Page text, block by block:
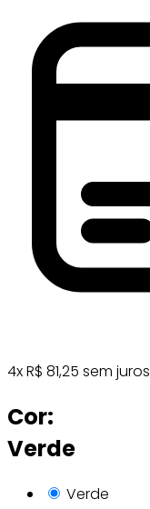
4xR$ 81,25 sem juros
Cor:
Verde
Verde